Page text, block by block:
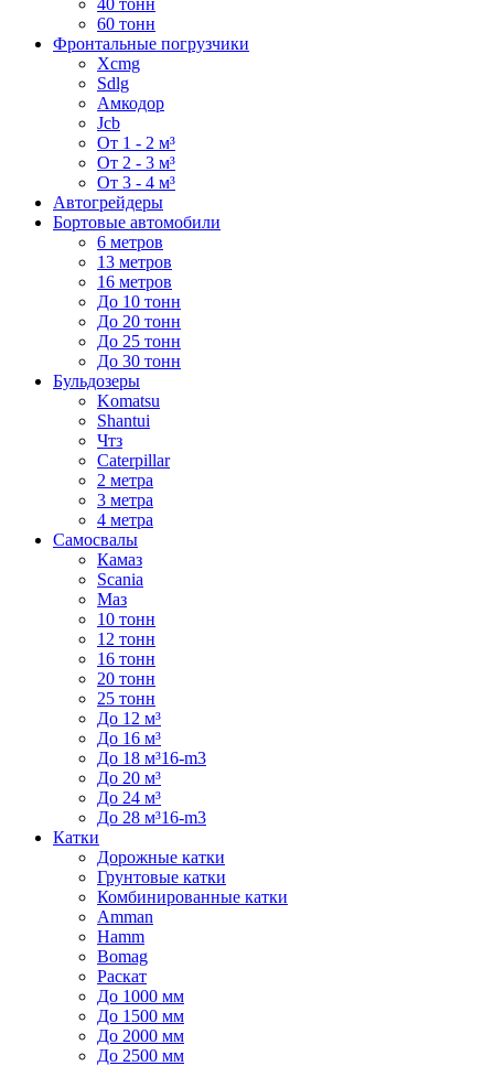
60 тонн
Фронтальные погрузчики
Xcmg
Sdlg
Амкодор
Jcb
От 1 - 2 м³
От 2 - 3 м³
От 3 - 4 м³
Автогрейдеры
Бортовые автомобили
6 метров
13 метров
16 метров
До 10 тонн
До 20 тонн
До 25 тонн
До 30 тонн
Бульдозеры
Komatsu
Shantui
Чтз
Caterpillar
2 метра
3 метра
4 метра
Самосвалы
Камаз
Scania
Маз
10 тонн
12 тонн
16 тонн
20 тонн
25 тонн
До 12 м³
До 16 м³
До 18 м³16-m3
До 20 м³
До 24 м³
До 28 м³16-m3
Катки
Дорожные катки
Грунтовые катки
Комбинированные катки
Amman
Hamm
Bomag
Раскат
До 1000 мм
До 1500 мм
До 2000 мм
До 2500 мм